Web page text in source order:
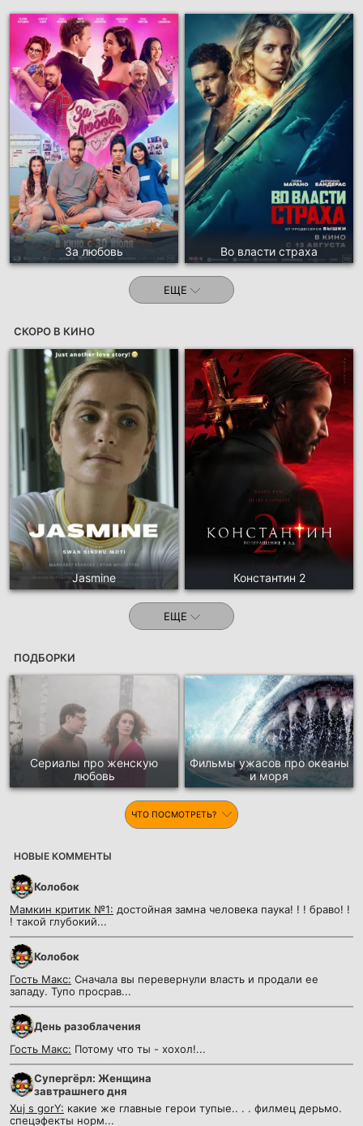
За любовь Во власти страха
ЕЩЕ
СКОРО В КИНО
Jasmine Константин 2
ЕЩЕ
ПОДБОРКИ
Сериалы про женскую
любовь
Фильмы ужасов про океаны
и моря
ЧТО ПОСМОТРЕТЬ?
НОВЫЕ КОММЕНТЫ
Колобок
Мамкин критик №1: достойная замна человека паука! ! ! браво! !
! такой глубокий...
Колобок
Гость Макс: Сначала вы перевернули власть и продали ее
западу. Тупо просрав...
День разоблачения
Гость Макс: Потому что ты - хохол!...
Супергёрл: Женщина
завтрашнего дня
Xuj s gorY: какие же главные герои тупые.. . . филмец дерьмо.
спецэфекты норм...